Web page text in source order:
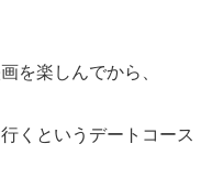
を楽しんでから、
くというデートコース